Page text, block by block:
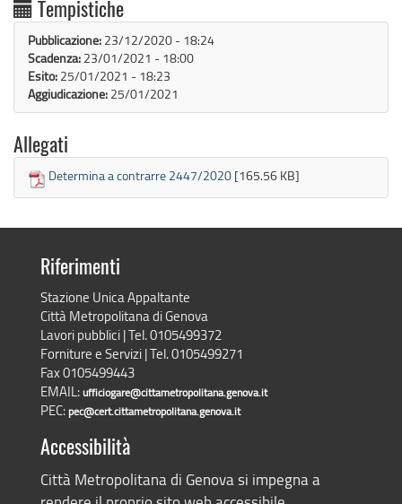
Tempistiche
Pubblicazione: 23/12/2020 - 18:24
Scadenza: 23/01/2021 - 18:00
Esito: 25/01/2021 - 18:23
Aggiudicazione: 25/01/2021
Allegati
Determina a contrarre 2447/2020 [165.56 KB]
Riferimenti
Stazione Unica Appaltante
Città Metropolitana di Genova
Lavori pubblici | Tel. 0105499372
Forniture e Servizi | Tel. 0105499271
Fax 0105499443
EMAIL:ufficiogare@cittametropolitana.genova.it
PEC:pec@cert.cittametropolitana.genova.it
Accessibilità
Città Metropolitana di Genova si impegna a